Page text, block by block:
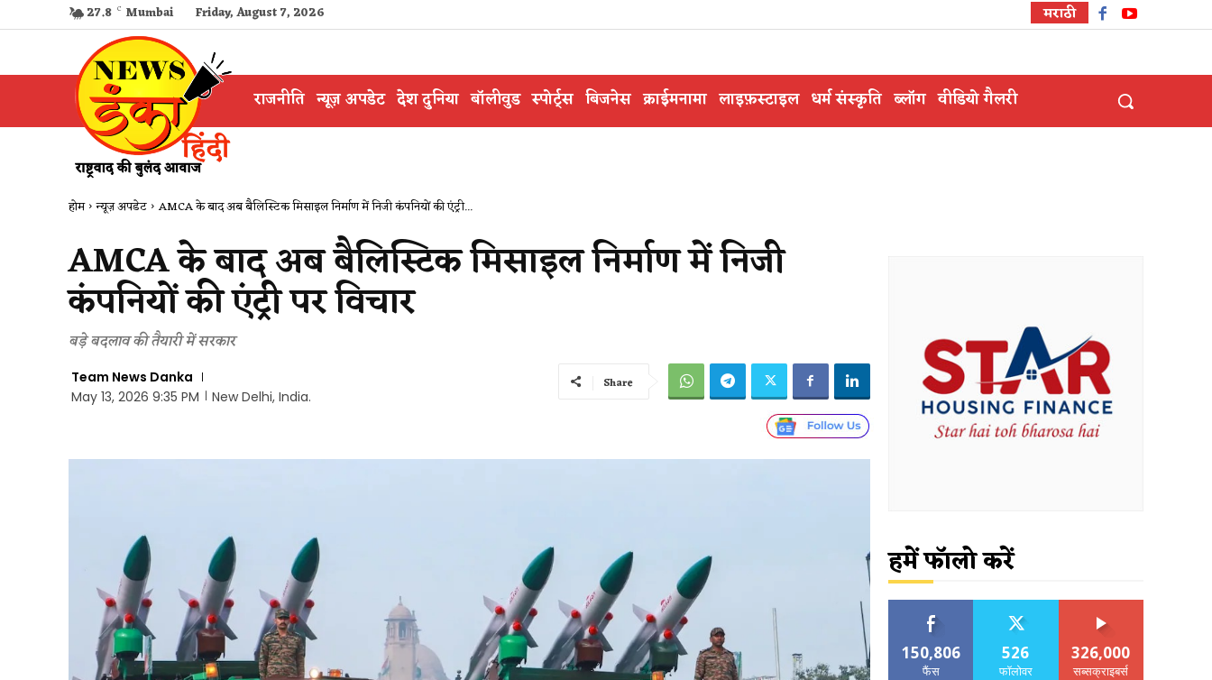
27.8 C Mumbai Friday, August 7, 2026 मराठी
राजनीति न्यूज़ अपडेट देश दुनिया बॉलीवुड स्पोर्ट्स बिजनेस क्राईमनामा लाइफ़स्टाइल धर्म संस्कृति ब्लॉग वीडियो गैलरी
होम न्यूज़ अपडेट AMCA के बाद अब बैलिस्टिक मिसाइल निर्माण में निजी कंपनियों की एंट्री...
AMCA के बाद अब बैलिस्टिक मिसाइल निर्माण में निजी
कंपनियों की एंट्री पर विचार
बड़े बदलाव की तैयारी में सरकार
Team News Danka
May 13, 2026 9:35 PM
New Delhi, India.
Share
हमें फॉलो करें
150,806
फैंस
526
फॉलोवर
326,000
सब्सक्राइबर्स